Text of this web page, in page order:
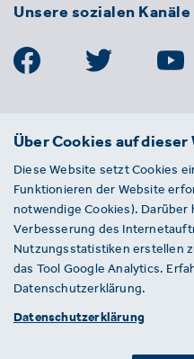
Unsere sozialen Kanäle
BDE
Entsorgungs-, Wasser- und
Kreislaufwirtschaft e. V.
Von-der-Heydt-Straße 2
D 10785 Berlin
Sie haben einen Fehler auf
gefunden? Ihnen ist ein
aufgefallen? Wir freuen uns
Über Cookies auf dieser
Diese Website setzt Cookies
Funktionieren der Website
notwendige Cookies). Darüber
Verbesserung des
Nutzungsstatistiken erstellen
das Tool Google Analytics.
Datenschutzerklärung.
Datenschutzerklärung